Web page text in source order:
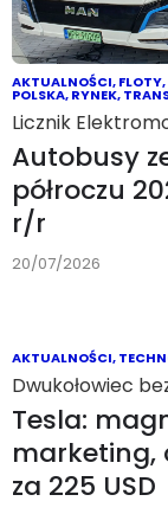
AKTUALNOŚCI,FLOTY,
POLSKA,RYNEK,
Licznik
Autobusy
półroczu
r/r
20/07/2026
AKTUALNOŚCI,
Dwukołowiec
Tesla:
marketing,
za 225 USD